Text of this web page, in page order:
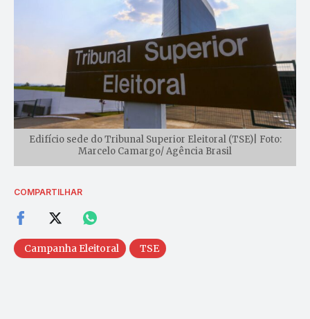
Edifício sede do Tribunal Superior Eleitoral (TSE)| Foto:
Marcelo Camargo/ Agência Brasil
COMPARTILHAR
Campanha Eleitoral TSE